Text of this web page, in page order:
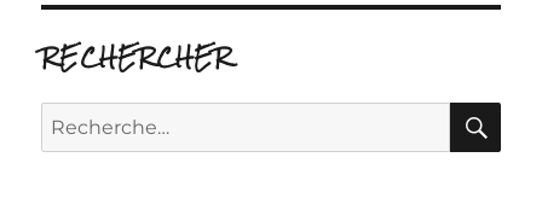
RECHERCHER
Recherche
pour :